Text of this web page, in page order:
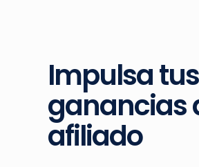
Impulsa tus
ganancias
afiliado